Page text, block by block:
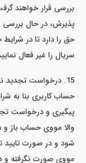
بررسی قرار خواهند
پذیرش، در حال بررسی
حق را دارد تا در
سریال را غیر فعال
15. درخواست
حساب کاربری بنا به
پیگیری و درخواست
والا مووی حساب باز و
شود و در صورت تایید
مووی صورت نگرفته و